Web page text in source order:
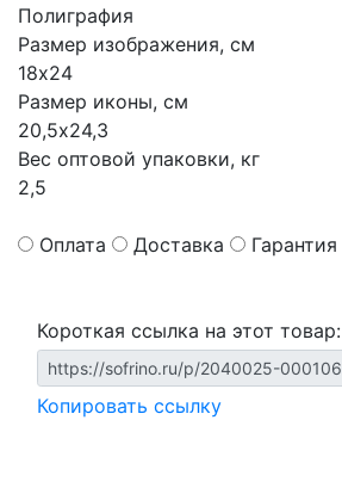
Полиграфия
Размер изображения, см
18х24
Размер иконы, см
20,5х24,3
Вес оптовой упаковки, кг
2,5
Оплата Доставка Гарантия
Короткая ссылка на этот товар:
Копировать ссылку